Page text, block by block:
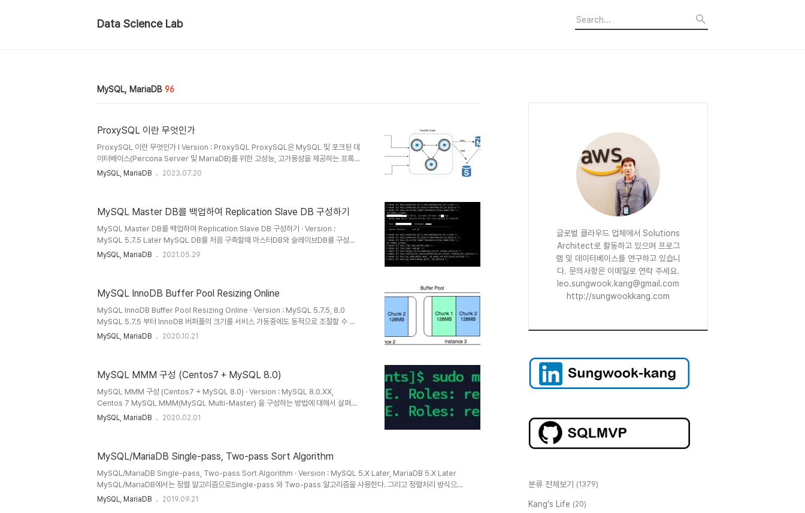
Data Science Lab
MySQL, MariaDB 96
ProxySQL 이란 무엇인가
ProxySQL 이란 무엇인가 l Version : ProxySQL ProxySQL은 MySQL 및 포크된 데
이터베이스(Percona Server 및 MariaDB)를 위한 고성능, 고가용성을 제공하는 프록시
이다. 글을 쓰는 현재(2023년 7월)는 GPL 라이선스로 공개되어 있어 누구나 사용할 수
https://hub.docker.com/r/proxysql/proxysql [Proxy서버는 무엇일까] 프록시 서
버는 ..
MySQL, MariaDB 2023.07.20
MySQL Master DB를 백업하여 Replication Slave DB 구성하기
MySQL Master DB를 백업하여 Replication Slave DB 구성하기 · Version :
MySQL 5.7.5 Later MySQL DB를 처음 구축할때 마스터DB와 슬레이브DB를 구성하
는것이 아니라면 반드시 마스터 DB의 데이터를 백업하여 슬레이브DB를 구성 하여야 한
토리지 엔진은 트랜잭션을 지원하므로 특정 시점까지 백업한 후 백업 시점의 마지막 바이너
리 로그 파일과 로그 포지션 정보로 마스터 DB와 슬레이브 DB를..
MySQL, MariaDB 2021.05.29
MySQL InnoDB Buffer Pool Resizing Online
MySQL InnoDB Buffer Pool Resizing Online · Version : MySQL 5.7.5, 8.0
MySQL 5.7.5 부터 InnoDB 버퍼풀의 크기를 서비스 가동중에도 동적으로 조절할 수 있
다. 동적으로 버퍼풀 확대 또는 축소를 제공하기 위해 청크 크기를 정의하는 새로운 변수인
하는 방식을 나타낸것이다. 버퍼풀은 여러 인스턴스를 보유할 수 있으며 각 인스..
MySQL, MariaDB 2020.10.21
MySQL MMM 구성 (Centos7 + MySQL 8.0)
MySQL MMM 구성 (Centos7 + MySQL 8.0) · Version : MySQL 8.0.XX,
Centos 7 MySQL MMM(MySQL Multi-Master) 을 구성하는 방법에 대해서 살펴본
다. 이번 포스트에서는 MMM 구성에 대해서만 다루므로 MySQL 설치 및 Master-
다르게 디렉터리 경로가 바뀐 부분이 있어 처음 설치시 오류가 발생하였다. 디렉터리
PATH에 대한 설정 값을 수정하고 정상 작동확인한..
MySQL, MariaDB 2020.02.01
MySQL/MariaDB Single-pass, Two-pass Sort Algorithm
MySQL/MariaDB Single-pass, Two-pass Sort Algorithm · Version : MySQL 5.X Later, MariaDB 5.X Later
MySQL/MariaDB에서는 정렬 알고리즘으로Single-pass 와 Two-pass 알고리즘을 사용한다. 그리고 정렬처리 방식으로
인덱스를 사용한 방식과 테이블을 사용하여 정렬하는 방식이 있다. Single-pass 알고리즘은 Sort Buffer에 정렬 기준 칼럼을
MySQL, MariaDB 2019.09.21
글로벌 클라우드 업체에서 Solutions
Architect로 활동하고 있으며 프로그
램 및 데이터베이스를 연구하고 있습니
다. 문의사항은 이메일로 연락 주세요.
leo.sungwook.kang@gmail.com
http://sungwookkang.com
분류 전체보기 (1379)
Kang's Life (20)